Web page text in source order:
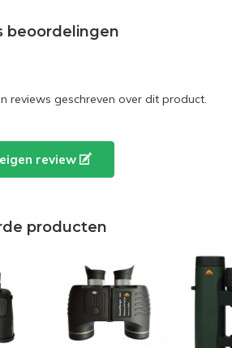
beoordelingen
reviews geschreven over dit product.
review
producten